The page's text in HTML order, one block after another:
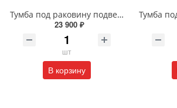
Тумба под раковину подвесная EQUIL Глеам 80.1Я/Gleam 80.1Y амарок/дуб вотан tpGLEAM80.1Y-25
23 900 ₽
шт
В корзину